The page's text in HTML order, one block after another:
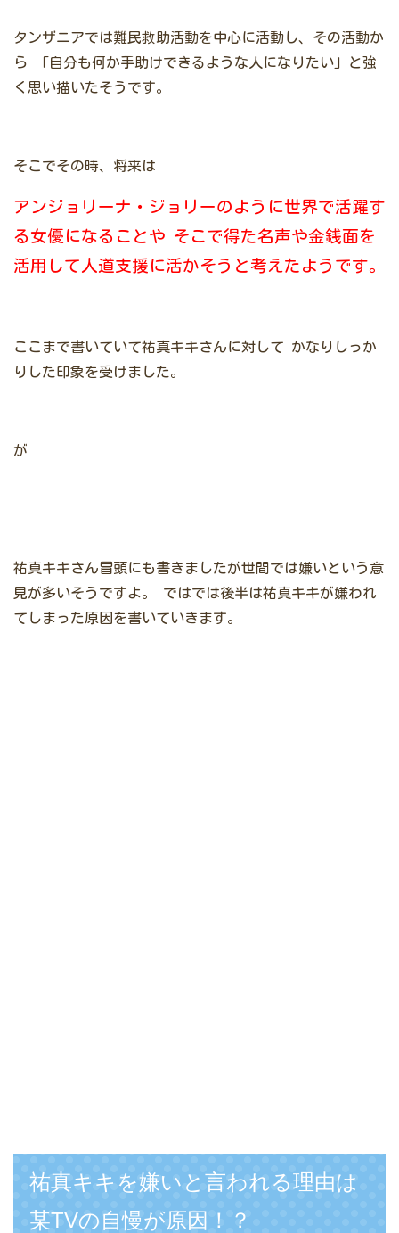
タンザニアでは難民救助活動を中心に活動し、その活動か
ら 「自分も何か手助けできるような人になりたい」と強
く思い描いたそうです。
そこでその時、将来は
アンジョリーナ・ジョリーのように世界で活躍す
る女優になることや
そこで得た名声や金銭面を
活用して人道支援に活かそうと考えたようです。
ここまで書いていて祐真キキさんに対して かなりしっか
りした印象を受けました。
が
祐真キキさん冒頭にも書きましたが世間では嫌いという意
見が多いそうですよ。
ではでは後半は祐真キキが嫌われ
てしまった原因を書いていきます。
祐真キキを嫌いと言われる理由は
某TVの自慢が原因！？